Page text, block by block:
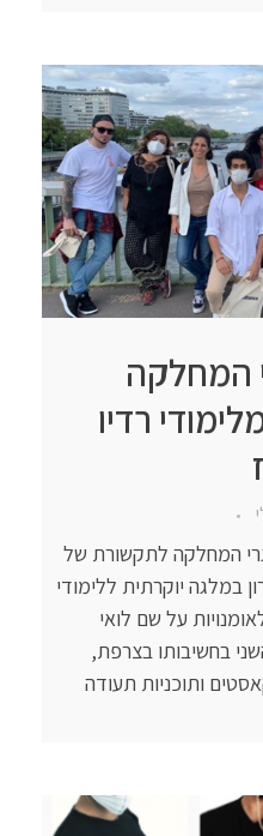
המחלקה
רדיו
המחלקה לתקשורת של
במלגה יוקרתית ללימודי
על שם לואי
בחשיבותו בצרפת,
ותוכניות תעודה